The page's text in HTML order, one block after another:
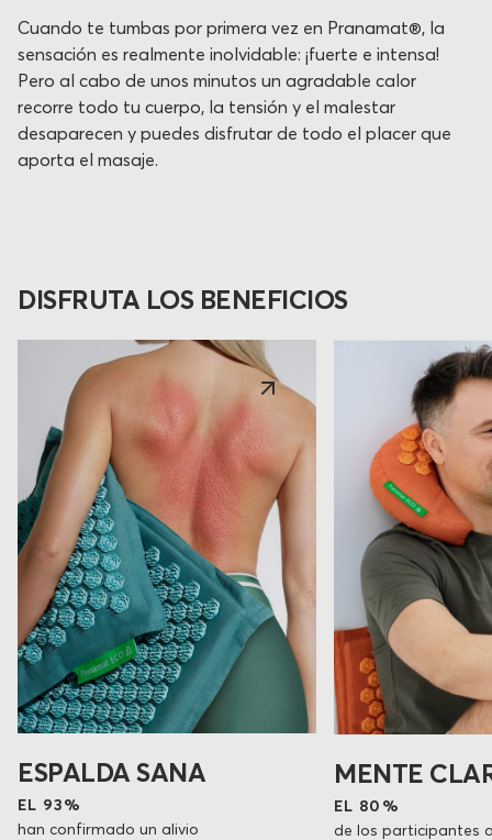
Cuando te tumbas por primera vez en Pranamat®, la
sensación es realmente inolvidable: ¡fuerte e intensa!
Pero al cabo de unos minutos un agradable calor
recorre todo tu cuerpo, la tensión y el malestar
desaparecen y puedes disfrutar de todo el placer que
aporta el masaje.
DISFRUTA LOS BENEFICIOS
ESPALDA SANA
EL 93%
han confirmado un alivio
MENTE
EL 80%
de los participantes